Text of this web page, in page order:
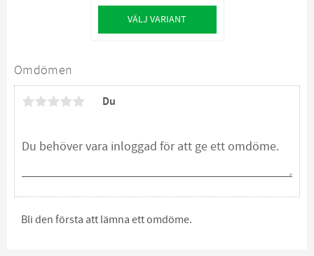
Omdömen
Du
Bli den första att lämna ett omdöme.
VÄLJ VARIANT